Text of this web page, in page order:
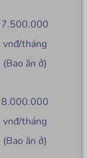
7.500.000
vnđ/tháng
(Bao ăn ở)
8.000.000
vnđ/tháng
(Bao ăn ở)